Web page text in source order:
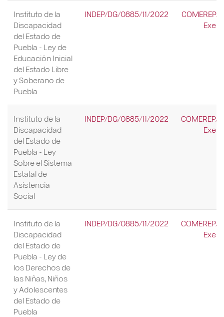
Instituto de la
Discapacidad
del Estado de
Puebla - Ley de
Educación Inicial
del Estado Libre
y Soberano de
Puebla
INDEP/DG/0885/11/2022
Instituto de la
Discapacidad
del Estado de
Puebla - Ley
Sobre el Sistema
Estatal de
Asistencia
Social
INDEP/DG/0885/11/2022
Instituto de la
Discapacidad
del Estado de
Puebla - Ley de
los Derechos de
las Niñas, Niños
y Adolescentes
del Estado de
Puebla
INDEP/DG/0885/11/2022